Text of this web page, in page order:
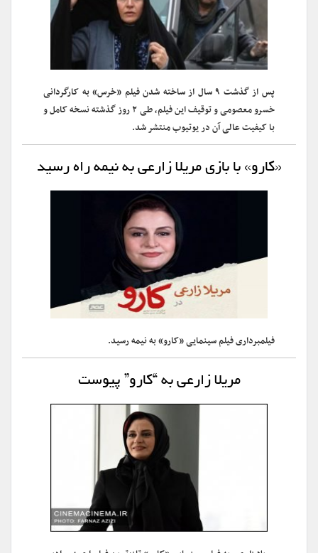
پس از گذشت ۹ سال از ساخته شدن فیلم «خرس» به کارگردانی
خسرو معصومی و توقیف این فیلم، طی ۲ روز گذشته نسخه کامل و
با کیفیت عالی آن در یوتیوب منتشر شد.
«کارو» با بازی مریلا زارعی به نیمه راه رسید
فیلمبرداری فیلم سینمایی «کارو» به نیمه رسید.
مریلا زارعی به “کارو” پیوست